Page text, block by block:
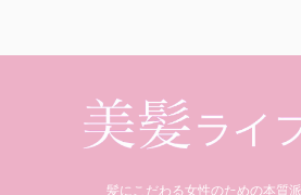
髪にこだわる女性のための本質